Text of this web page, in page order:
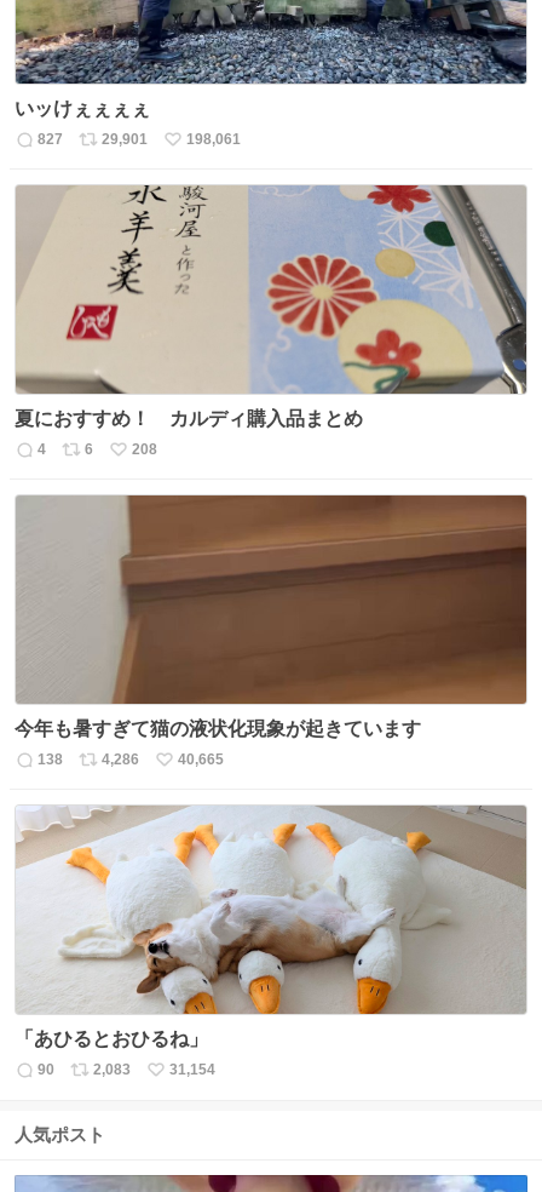
いッけぇぇぇぇ
返
827
リ
29,901
い
ね
数
198,061
夏におすすめ！ カルディ購入品まとめ
返
4
リ
6
い
208
今年も暑すぎて猫の液状化現象が起きています
返
138
リ
ス
ト
数
4,286
い
ね
数
40,665
「あひるとおひるね」
返
数
90
リ
ス
数
2,083
い
31,154
人気ポスト